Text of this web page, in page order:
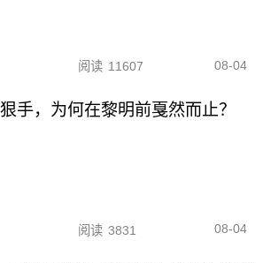
阅读 11607 08-04
手，为何在黎明前戛然而止？
阅读 3831 08-04